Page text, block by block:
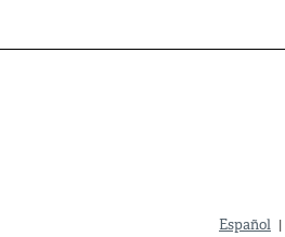
Español |